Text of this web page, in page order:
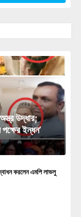
উদ্ধার;
ইন্ধন’
করলেন এমপি লাভলু